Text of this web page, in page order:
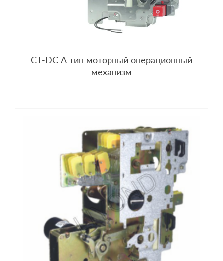
CT-DC A тип моторный операционный
механизм